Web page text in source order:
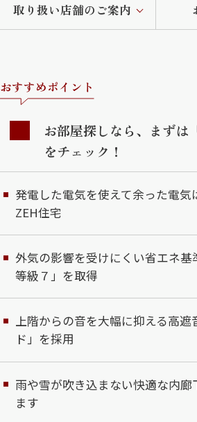
取り扱い店舗のご案内
おすすめポイント
お部屋探しなら、まずは
をチェック！
発電した電気を使えて余った電気
ZEH住宅
外気の影響を受けにくい省エネ
等級７」を取得
上階からの音を大幅に抑える高遮
ド」を採用
雨や雪が吹き込まない快適な内
ます